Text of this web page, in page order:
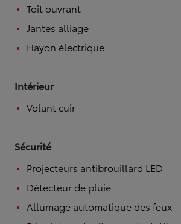
Toit ouvrant
Jantes alliage
Hayon électrique
Intérieur
Volant cuir
Sécurité
Projecteurs antibrouillard LED
Détecteur de pluie
Allumage automatique des feux